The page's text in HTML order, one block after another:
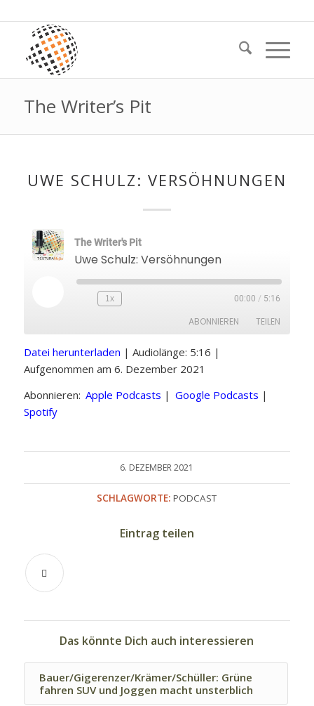
The Writer’s Pit
UWE SCHULZ: VERSÖHNUNGEN
The Writer's Pit
Uwe Schulz: Versöhnungen
1x 00:00 / 5:16
ABONNIEREN TEILEN
RSS FEED
TEILEN
LINK
Datei herunterladen | Audiolänge: 5:16 |
Aufgenommen am 6. Dezember 2021
Abonnieren: Apple Podcasts | Google Podcasts |
Spotify
6. DEZEMBER 2021
SCHLAGWORTE: PODCAST
Eintrag teilen
Das könnte Dich auch interessieren
Bauer/Gigerenzer/Krämer/Schüller: Grüne
fahren SUV und Joggen macht unsterblich